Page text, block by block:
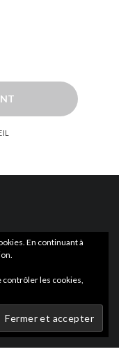
En continuant à
contrôler les cookies,